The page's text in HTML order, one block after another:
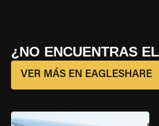
¿NO ENCUENTRAS
VER MÁS EN EAGLESHARE